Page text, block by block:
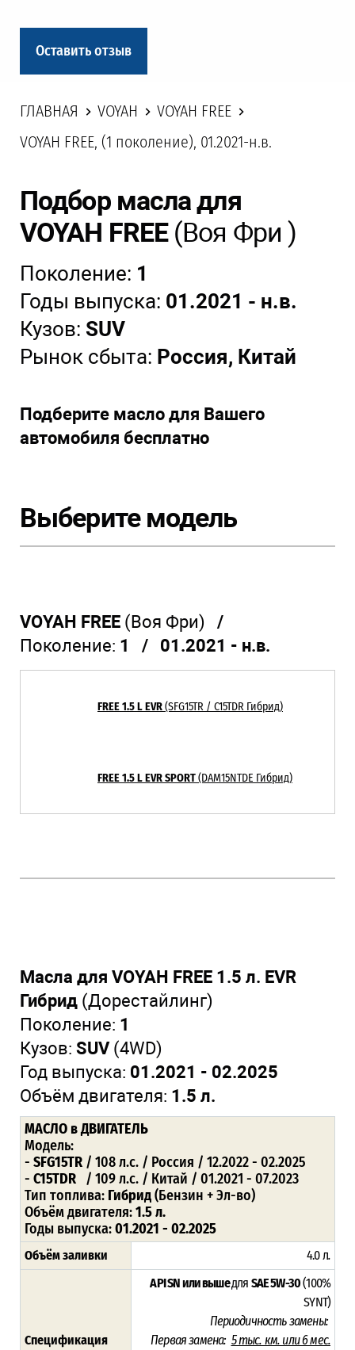
Оставить отзыв
ГЛАВНАЯ VOYAH
VOYAH FREE
VOYAH FREE, (1 поколение), 01.2021-н.в.
Подбор масла для
VOYAH FREE (Воя Фри )
Поколение: 1
Годы выпуска: 01.2021 - н.в.
Кузов: SUV
Рынок сбыта: Россия, Китай
Подберите масло для Вашего
автомобиля бесплатно
Выберите модель
VOYAH FREE (Воя Фри) /
Поколение: 1 / 01.2021 - н.в.
FREE 1.5 L EVR(SFG15TR / C15TDR Гибрид)
FREE 1.5 L EVR SPORT(DAM15NTDE Гибрид)
Масла для VOYAH FREE 1.5 л. EVR
Гибрид (Дорестайлинг)
Поколение: 1
Кузов: SUV (4WD)
Год выпуска: 01.2021 - 02.2025
Объём двигателя: 1.5 л.
МАСЛО в ДВИГАТЕЛЬ
Модель:
- SFG15TR / 108 л.с. / Россия / 12.2022 - 02.2025
- C15TDR / 109 л.с. / Китай / 01.2021 - 07.2023
Тип топлива: Гибрид(Бензин + Эл-во)
Объём двигателя:1.5 л.
Годы выпуска:01.2021 - 02.2025
Объём заливки 4.0 л.
Спецификация
API SN или вышедля SAE 5W-30(100%
SYNT)
Периодичность замены:
Первая замена: 5 тыс. км. или 6 мес.